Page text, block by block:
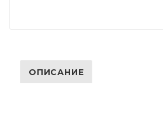
ОПИСАНИЕ